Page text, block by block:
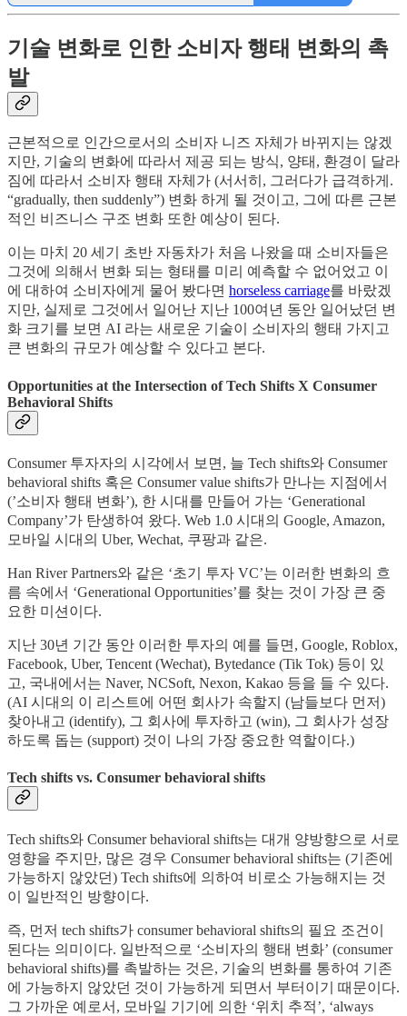
기술 변화로 인한 소비자 행태 변화의 촉
발
근본적으로 인간으로서의 소비자 니즈 자체가 바뀌지는 않겠
지만, 기술의 변화에 따라서 제공 되는 방식, 양태, 환경이 달라
짐에 따라서 소비자 행태 자체가 (서서히, 그러다가 급격하게.
“gradually, then suddenly”) 변화 하게 될 것이고, 그에 따른 근본
적인 비즈니스 구조 변화 또한 예상이 된다.
이는 마치 20 세기 초반 자동차가 처음 나왔을 때 소비자들은
그것에 의해서 변화 되는 형태를 미리 예측할 수 없어었고 이
에 대하여 소비자에게 물어 봤다면 horseless carriage를 바랐겠
지만, 실제로 그것에서 일어난 지난 100여년 동안 일어났던 변
화 크기를 보면 AI 라는 새로운 기술이 소비자의 행태 가지고
큰 변화의 규모가 예상할 수 있다고 본다.
Opportunities at the Intersection of Tech Shifts X Consumer
Behavioral Shifts
Consumer 투자자의 시각에서 보면, 늘 Tech shifts와 Consumer
behavioral shifts 혹은 Consumer value shifts가 만나는 지점에서
(’소비자 행태 변화’), 한 시대를 만들어 가는 ‘Generational
Company’가 탄생하여 왔다. Web 1.0 시대의 Google, Amazon,
모바일 시대의 Uber, Wechat, 쿠팡과 같은.
Han River Partners와 같은 ‘초기 투자 VC’는 이러한 변화의 흐
름 속에서 ‘Generational Opportunities’를 찾는 것이 가장 큰 중
요한 미션이다.
지난 30년 기간 동안 이러한 투자의 예를 들면, Google, Roblox,
Facebook, Uber, Tencent (Wechat), Bytedance (Tik Tok) 등이 있
고, 국내에서는 Naver, NCSoft, Nexon, Kakao 등을 들 수 있다.
(AI 시대의 이 리스트에 어떤 회사가 속할지 (남들보다 먼저)
찾아내고 (identify), 그 회사에 투자하고 (win), 그 회사가 성장
하도록 돕는 (support) 것이 나의 가장 중요한 역할이다.)
Tech shifts vs. Consumer behavioral shifts
Tech shifts와 Consumer behavioral shifts는 대개 양방향으로 서로
영향을 주지만, 많은 경우 Consumer behavioral shifts는 (기존에
가능하지 않았던) Tech shifts에 의하여 비로소 가능해지는 것
이 일반적인 방향이다.
즉, 먼저 tech shifts가 consumer behavioral shifts의 필요 조건이
된다는 의미이다. 일반적으로 ‘소비자의 행태 변화’ (consumer
behavioral shifts)를 촉발하는 것은, 기술의 변화를 통하여 기존
에 가능하지 않았던 것이 가능하게 되면서 부터이기 때문이다.
그 가까운 예로서, 모바일 기기에 의한 ‘위치 추적’, ‘always